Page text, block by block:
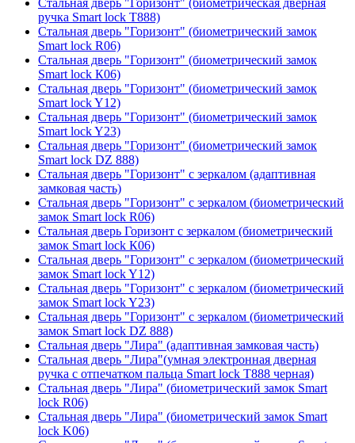
Стальная дверь "Горизонт" (биометрическая дверная
ручка Smart lock T888)
Стальная дверь "Горизонт" (биометрический замок
Smart lock R06)
Стальная дверь "Горизонт" (биометрический замок
Smart lock К06)
Стальная дверь "Горизонт" (биометрический замок
Smart lock Y12)
Стальная дверь "Горизонт" (биометрический замок
Smart lock Y23)
Стальная дверь "Горизонт" (биометрический замок
Smart lock DZ 888)
Стальная дверь "Горизонт" с зеркалом (адаптивная
замковая часть)
Стальная дверь "Горизонт" с зеркалом (биометрический
замок Smart lock R06)
Стальная дверь Горизонт с зеркалом (биометрический
замок Smart lock К06)
Стальная дверь "Горизонт" с зеркалом (биометрический
замок Smart lock Y12)
Стальная дверь "Горизонт" с зеркалом (биометрический
замок Smart lock Y23)
Стальная дверь "Горизонт" с зеркалом (биометрический
замок Smart lock DZ 888)
Стальная дверь "Лира" (адаптивная замковая часть)
Стальная дверь "Лира"(умная электронная дверная
ручка с отпечатком пальца Smart lock T888 черная)
Стальная дверь "Лира" (биометрический замок Smart
lock R06)
Стальная дверь "Лира" (биометрический замок Smart
lock K06)